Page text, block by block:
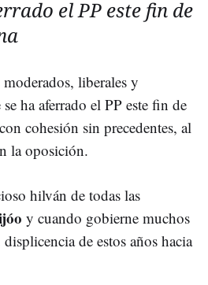
el PP este fin de
liberales y
ha aferrado el PP este fin de
cohesión sin precedentes, al
la oposición.
hilván de todas las
y cuando gobierne muchos
de estos años hacia